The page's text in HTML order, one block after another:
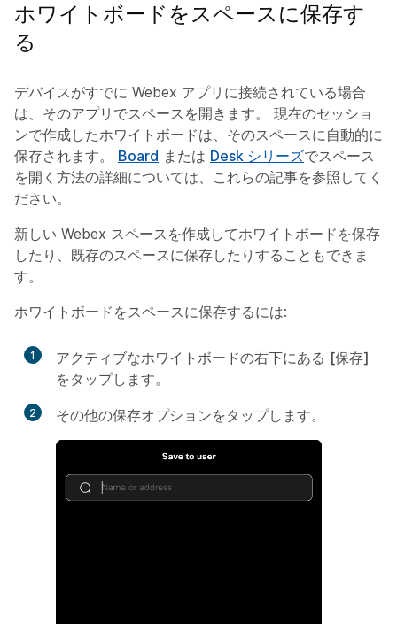
ホワイトボードをスペースに保存す
る
デバイスがすでに Webex アプリに接続されている場合
は、そのアプリでスペースを開きます。 現在のセッショ
ンで作成したホワイトボードは、そのスペースに自動的に
保存されます。 Board または Desk シリーズでスペース
を開く方法の詳細については、これらの記事を参照してく
ださい。
新しい Webex スペースを作成してホワイトボードを保存
したり、既存のスペースに保存したりすることもできま
す。
ホワイトボードをスペースに保存するには:
1 アクティブなホワイトボードの右下にある [保存]
をタップします。
2 その他の保存オプションをタップします。